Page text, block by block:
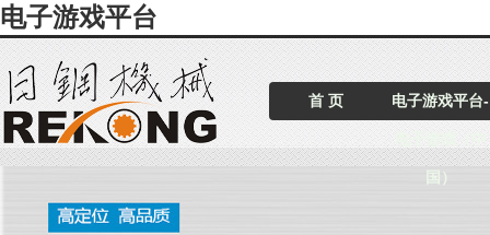
电子游戏平台
首 页 电子游戏平台-
国）